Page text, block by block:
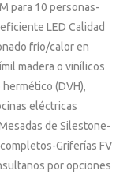
para 10 personas-
LED Calidad
frío/calor en
madera o vinílicos
(DVH),
eléctricas
de Silestone-
Griferías FV
por opciones